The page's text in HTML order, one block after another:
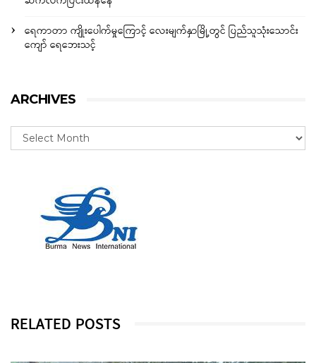
ရေကာတာ ကျိုးပေါက်မှုကြောင့် လေးမျက်နှာမြို့တွင် ပြည်သူသုံးသောင်း
ကျော် ရေဘေးသင့်
ARCHIVES
RELATED POSTS